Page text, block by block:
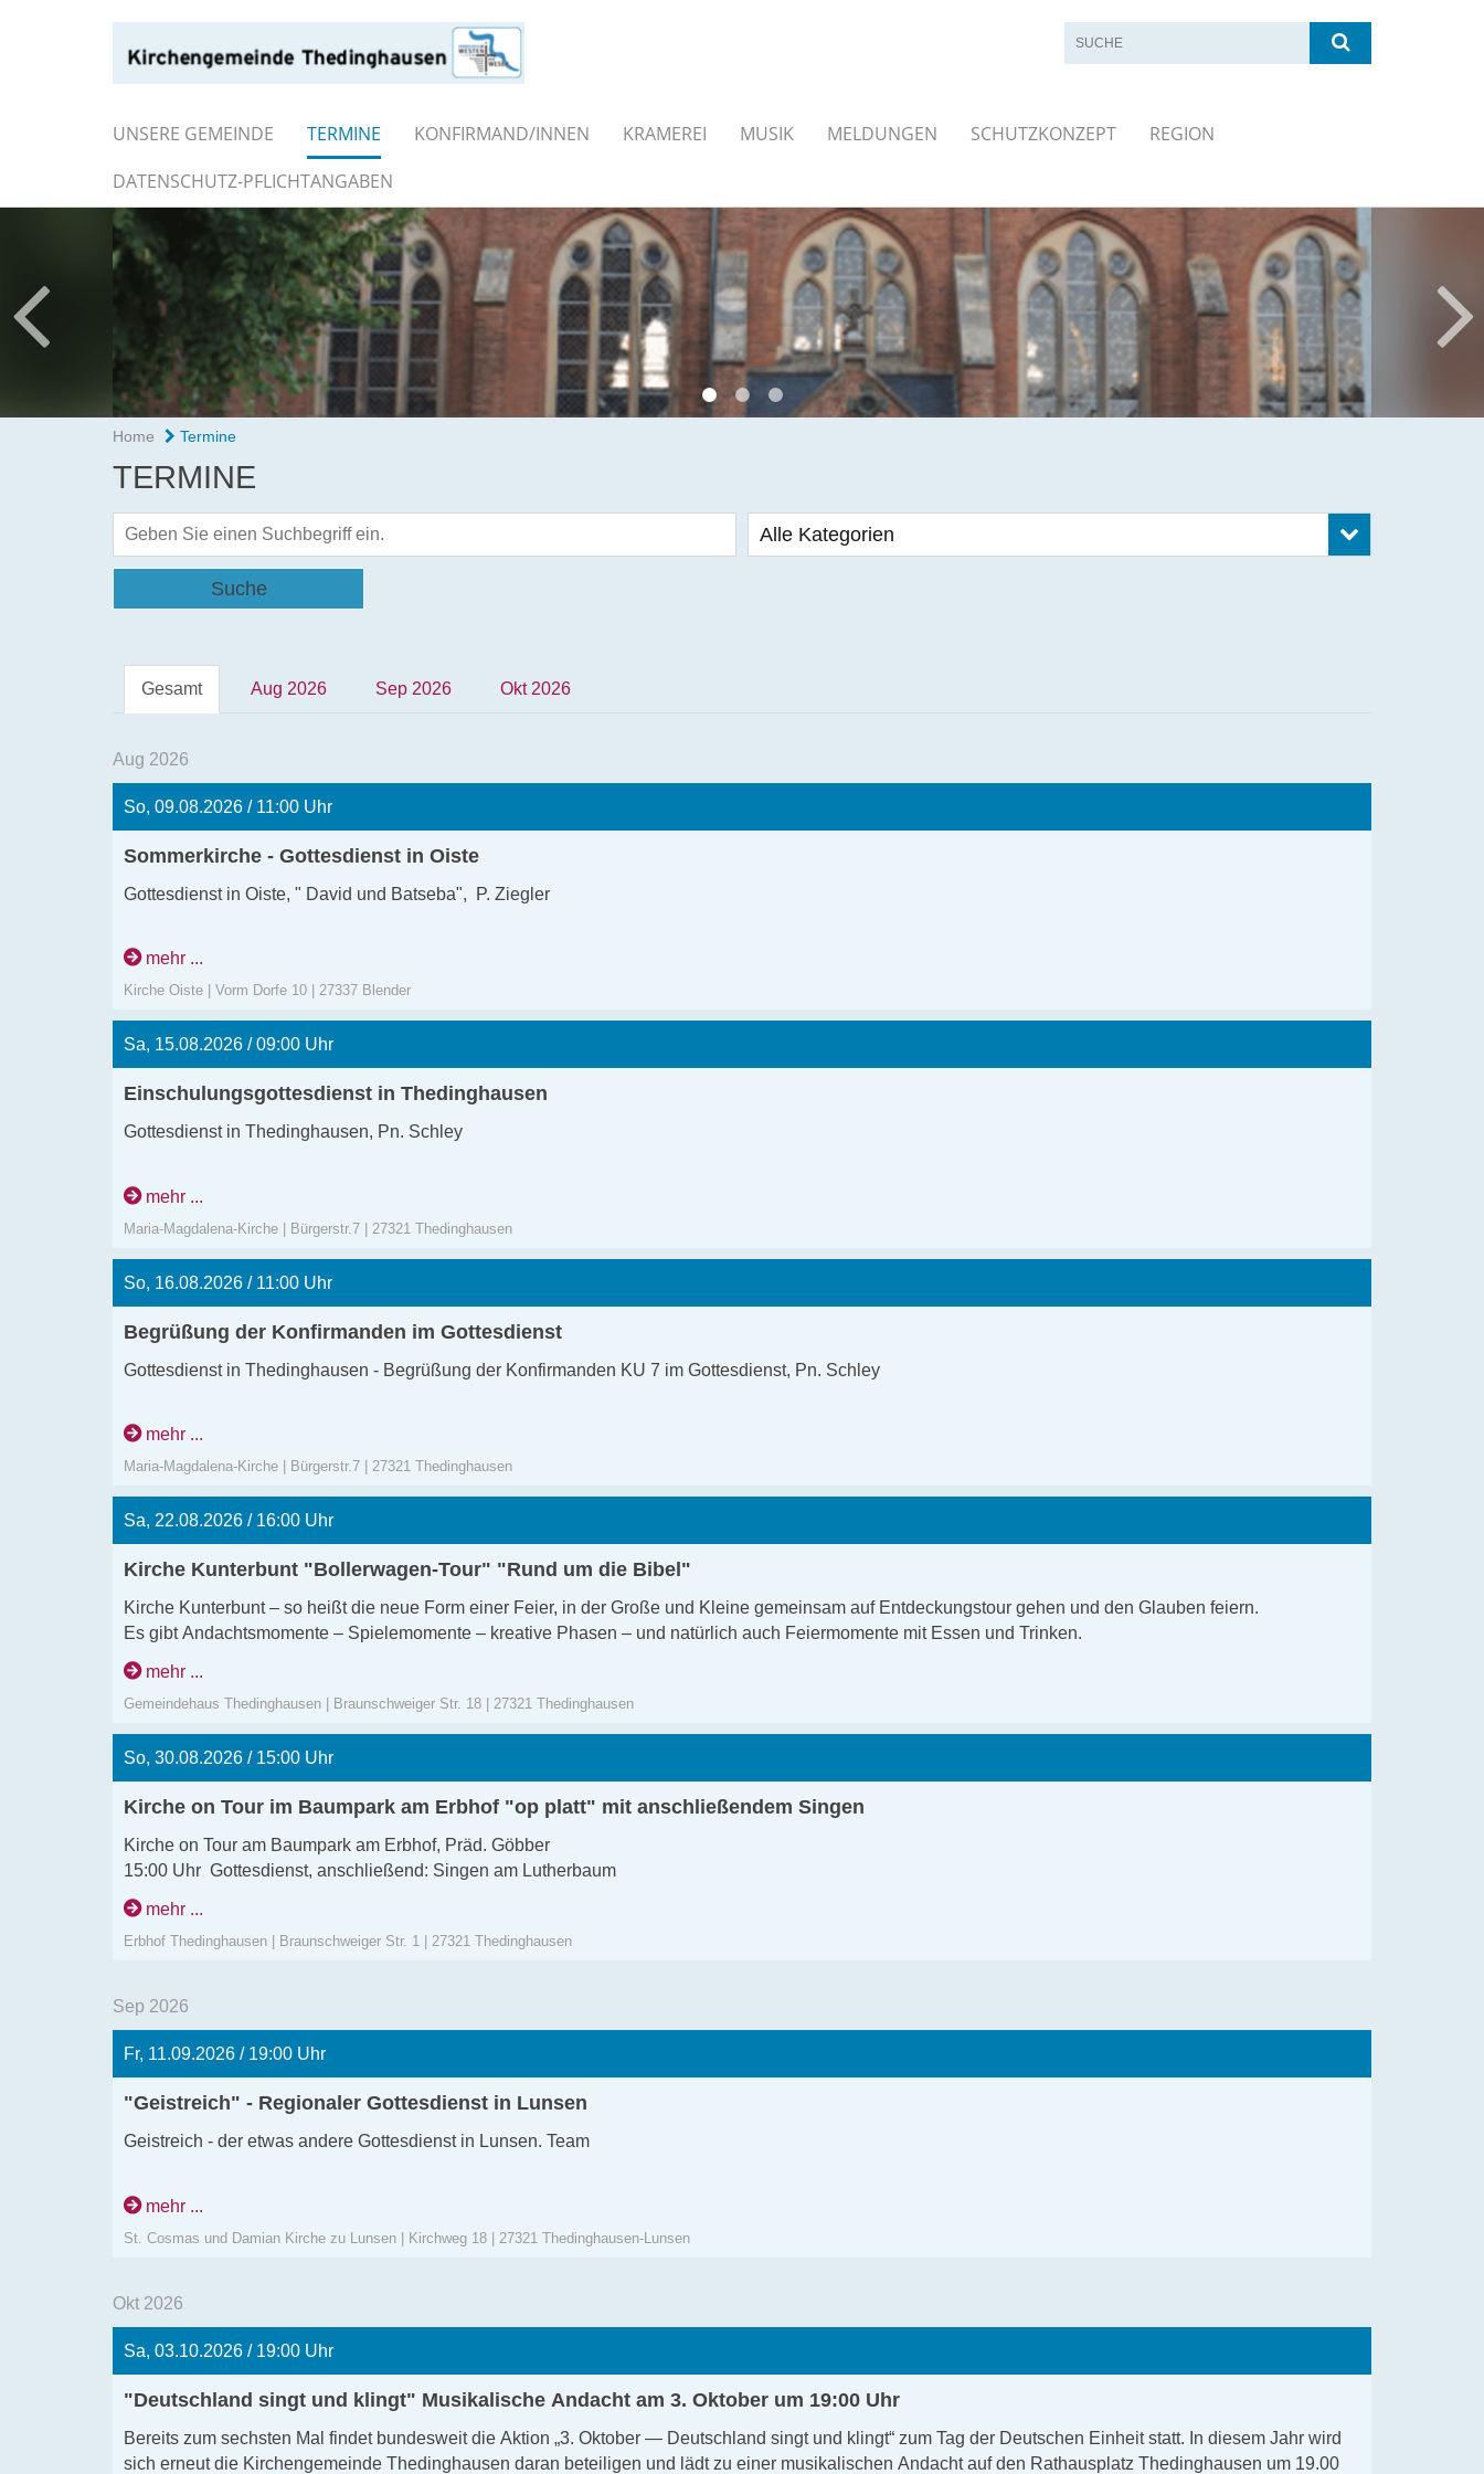
UNSERE GEMEINDE TERMINE KONFIRMAND/INNEN KRAMEREI MUSIK MELDUNGEN SCHUTZKONZEPT
REGION
DATENSCHUTZ-PFLICHTANGABEN
Home Termine
TERMINE
Alle Kategorien
Suche
Gesamt Aug 2026 Sep 2026 Okt 2026
Aug 2026
So, 09.08.2026 / 11:00 Uhr
Sommerkirche - Gottesdienst in Oiste
Gottesdienst in Oiste, " David und Batseba", P. Ziegler
mehr ...
Kirche Oiste | Vorm Dorfe 10 | 27337 Blender
Sa, 15.08.2026 / 09:00 Uhr
Einschulungsgottesdienst in Thedinghausen
Gottesdienst in Thedinghausen, Pn. Schley
Die Familien bekommen persönliche Einladungen!
mehr ...
Maria-Magdalena-Kirche | Bürgerstr.7 | 27321 Thedinghausen
So, 16.08.2026 / 11:00 Uhr
Begrüßung der Konfirmanden im Gottesdienst
Gottesdienst in Thedinghausen - Begrüßung der Konfirmanden KU 7 im Gottesdienst, Pn. Schley
mehr ...
Maria-Magdalena-Kirche | Bürgerstr.7 | 27321 Thedinghausen
Sa, 22.08.2026 / 16:00 Uhr
Kirche Kunterbunt "Bollerwagen-Tour" "Rund um die Bibel"
Kirche Kunterbunt – so heißt die neue Form einer Feier, in der Große und Kleine gemeinsam auf Entdeckungstour gehen und den Glauben feiern.
Es gibt Andachtsmomente – Spielemomente – kreative Phasen – und natürlich auch Feiermomente mit Essen und Trinken.
Los geht es um 16.00 Uhr am Gemeindehaus.
mehr ...
Gemeindehaus Thedinghausen | Braunschweiger Str. 18 | 27321 Thedinghausen
So, 30.08.2026 / 15:00 Uhr
Kirche on Tour im Baumpark am Erbhof "op platt" mit anschließendem Singen
Kirche on Tour am Baumpark am Erbhof, Präd. Göbber
15:00 Uhr Gottesdienst, anschließend: Singen am Lutherbaum
mehr ...
Erbhof Thedinghausen | Braunschweiger Str. 1 | 27321 Thedinghausen
Sep 2026
Fr, 11.09.2026 / 19:00 Uhr
"Geistreich" - Regionaler Gottesdienst in Lunsen
Geistreich - der etwas andere Gottesdienst in Lunsen. Team
mehr ...
St. Cosmas und Damian Kirche zu Lunsen | Kirchweg 18 | 27321 Thedinghausen-Lunsen
Okt 2026
Sa, 03.10.2026 / 19:00 Uhr
"Deutschland singt und klingt" Musikalische Andacht am 3. Oktober um 19:00 Uhr
Bereits zum sechsten Mal findet bundesweit die Aktion „3. Oktober — Deutschland singt und klingt“ zum Tag der Deutschen Einheit statt. In diesem Jahr wird
sich erneut die Kirchengemeinde Thedinghausen daran beteiligen und lädt zu einer musikalischen Andacht auf den Rathausplatz Thedinghausen um 19.00